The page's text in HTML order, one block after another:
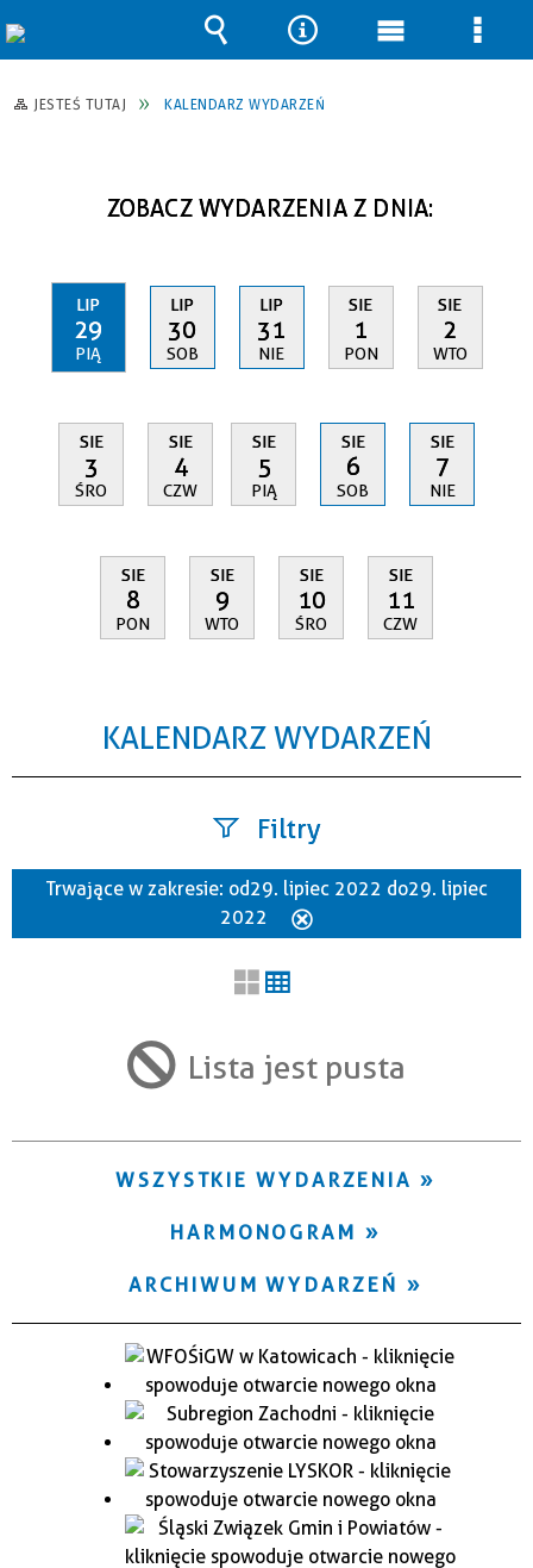
JESTEŚ TUTAJ KALENDARZ WYDARZEŃ
ZOBACZ WYDARZENIA Z DNIA:
LIP
29
PIĄ
LIP
30
SOB
LIP
31
NIE
SIE
1
PON
SIE
2
WTO
SIE
3
ŚRO
SIE
4
CZW
SIE
5
PIĄ
SIE
6
SOB
SIE
7
NIE
SIE
8
PON
SIE
9
WTO
SIE
10
ŚRO
SIE
11
CZW
KALENDARZ WYDARZEŃ
Filtry
Szukana fraza
Trwające w zakresie
Trwające w zakresie: od 29. lipiec 2022 do 29. lipiec
2022
Lista jest pusta
WSZYSTKIE WYDARZENIA
HARMONOGRAM
ARCHIWUM WYDARZEŃ
Wyszukiwarka
Narzędzia
Menu Menu